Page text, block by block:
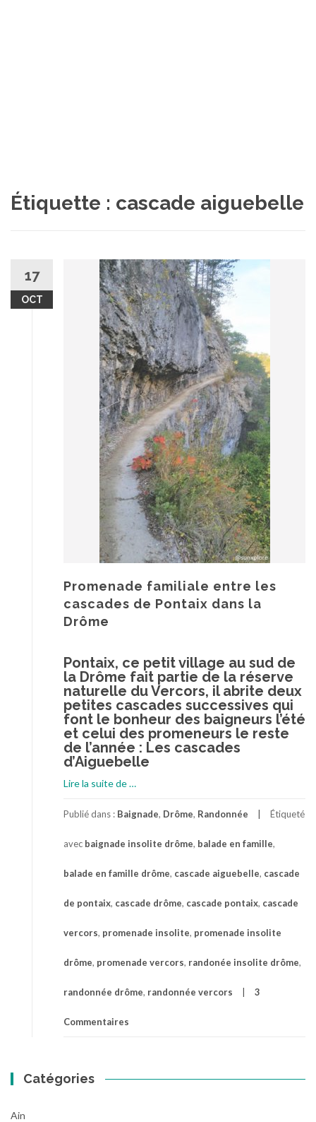
Étiquette : cascade aiguebelle
17
OCT
Promenade familiale entre les
cascades de Pontaix dans la
Drôme
Pontaix, ce petit village au sud de
la Drôme fait partie de la réserve
naturelle du Vercors, il abrite deux
petites cascades successives qui
font le bonheur des baigneurs l’été
et celui des promeneurs le reste
de l’année : Les cascades
d’Aiguebelle
Lire la suite de
familiale
les
de
dans
Drôme
…
Publié dans : Baignade, Drôme, Randonnée Étiqueté
avec baignade insolite drôme, balade en famille,
balade en famille drôme, cascade aiguebelle, cascade
de pontaix, cascade drôme, cascade pontaix, cascade
vercors, promenade insolite, promenade insolite
drôme, promenade vercors, randonée insolite drôme,
randonnée drôme, randonnée vercors 3
Commentaires
Catégories
Ain